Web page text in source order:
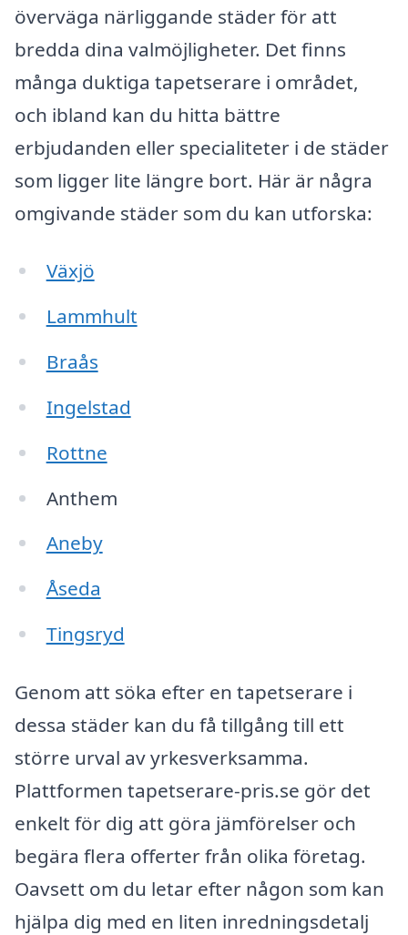
överväga närliggande städer för att
bredda dina valmöjligheter. Det finns
många duktiga tapetserare i området,
och ibland kan du hitta bättre
erbjudanden eller specialiteter i de städer
som ligger lite längre bort. Här är några
omgivande städer som du kan utforska:
Växjö
Lammhult
Braås
Ingelstad
Rottne
Anthem
Aneby
Åseda
Tingsryd
Genom att söka efter en tapetserare i
dessa städer kan du få tillgång till ett
större urval av yrkesverksamma.
Plattformen tapetserare-pris.se gör det
enkelt för dig att göra jämförelser och
begära flera offerter från olika företag.
Oavsett om du letar efter någon som kan
hjälpa dig med en liten inredningsdetalj